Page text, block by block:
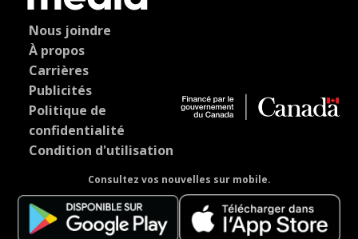
Nous joindre
À propos
Carrières
Publicités
Politique de
confidentialité
Condition d'utilisation
Consultez vos nouvelles sur mobile.